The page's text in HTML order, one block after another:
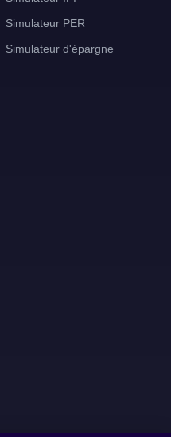
Simulateur PER
Simulateur d'épargne